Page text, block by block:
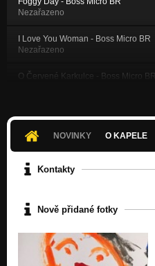
Nezařazeno
I Love You Woman - Boss Micro BR
Nezařazeno
O Červené Karkulce - Boss Micro BR
Sweet Little Sixty - Boss Micro BR
Nezařazeno
Nezařazeno
Love Me Do - Zoom R24
NOVINKY O KAPELE
Kontakty
Nově přidané fotky